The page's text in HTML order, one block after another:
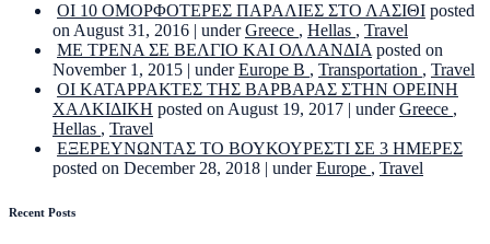
ΟΙ 10 ΟΜΟΡΦΟΤΕΡΕΣ ΠΑΡΑΛΙΕΣ ΣΤΟ ΛΑΣΙΘΙ posted
on August 31, 2016 | underGreece , Hellas , Travel
ΜΕ ΤΡΕΝΑ ΣΕ ΒΕΛΓΙΟ ΚΑΙ ΟΛΛΑΝΔΙΑ posted on
November 1, 2015 | underEurope B , Transportation , Travel
ΟΙ ΚΑΤΑΡΡΑΚΤΕΣ ΤΗΣ ΒΑΡΒΑΡΑΣ ΣΤΗΝ ΟΡΕΙΝΗ
ΧΑΛΚΙΔΙΚΗ posted on August 19, 2017 | underGreece ,
Hellas , Travel
ΕΞΕΡΕΥΝΩΝΤΑΣ ΤΟ ΒΟΥΚΟΥΡΕΣΤΙ ΣΕ 3 ΗΜΕΡΕΣ
posted on December 28, 2018 | underEurope , Travel
Recent Posts